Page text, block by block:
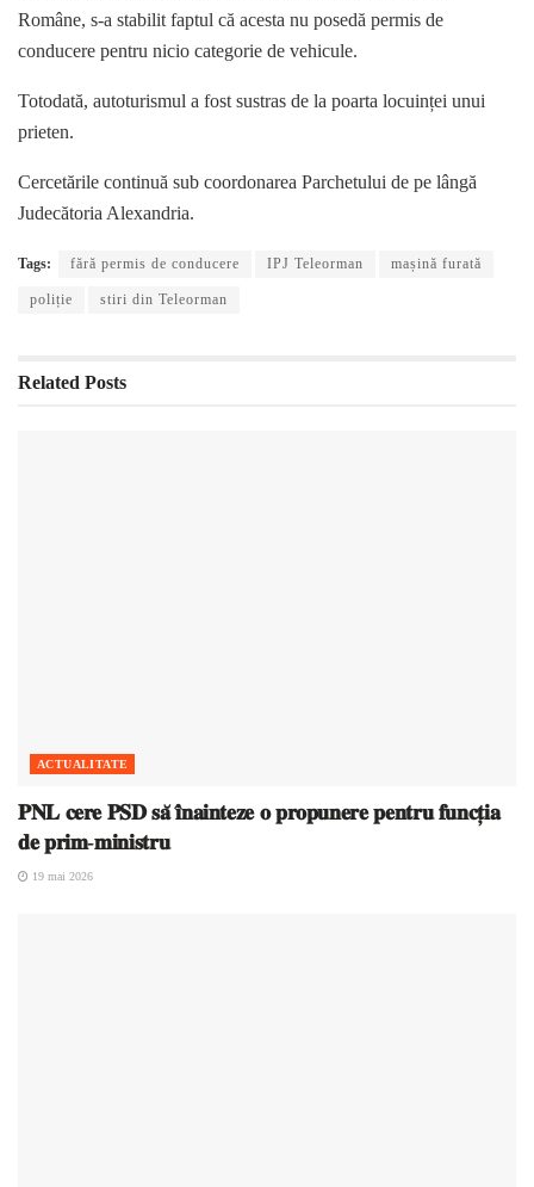
Române, s-a stabilit faptul că acesta nu posedă permis de
conducere pentru nicio categorie de vehicule.
Totodată, autoturismul a fost sustras de la poarta locuinței unui
prieten.
Cercetările continuă sub coordonarea Parchetului de pe lângă
Judecătoria Alexandria.
Tags: fără permis de conducere IPJ Teleorman mașină furată
poliție stiri din Teleorman
Related Posts
ACTUALITATE
𝐏𝐍𝐋 𝐜𝐞𝐫𝐞 𝐏𝐒𝐃 𝐬𝐚̆ 𝐢̂𝐧𝐚𝐢𝐧𝐭𝐞𝐳𝐞 𝐨 𝐩𝐫𝐨𝐩𝐮𝐧𝐞𝐫𝐞 𝐩𝐞𝐧𝐭𝐫𝐮 𝐟𝐮𝐧𝐜𝐭̦𝐢𝐚
𝐝𝐞 𝐩𝐫𝐢𝐦-𝐦𝐢𝐧𝐢𝐬𝐭𝐫𝐮
19 mai 2026